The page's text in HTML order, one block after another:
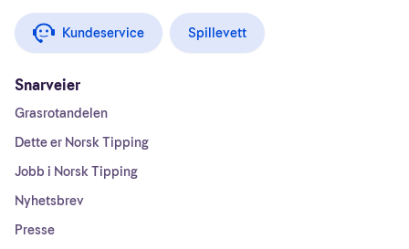
Kundeservice Spillevett
Snarveier
Grasrotandelen
Dette er Norsk Tipping
Jobb i Norsk Tipping
Nyhetsbrev
Presse